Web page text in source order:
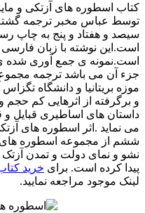
کتاب اسطوره های آزتکی و
توسط عباس مخبر ترجمه
سیصد و هفتاد و پنج به چاپ
است.این نوشته با زبان
است.نمونه ی جمع آوری شده
جزء آن می باشد ترجمه
موزه بریتانیا و دانشگاه
و برگرفته از اثرهایی کم
داستان های اساطیری قبایل و
می نماید .اثر اسطوره های
ششم از مجموعه اسطوره
نشو و نمای دولت و تمدن
پیدا کرده است. برای خرید
لینک موجود مراجعه نمایید.